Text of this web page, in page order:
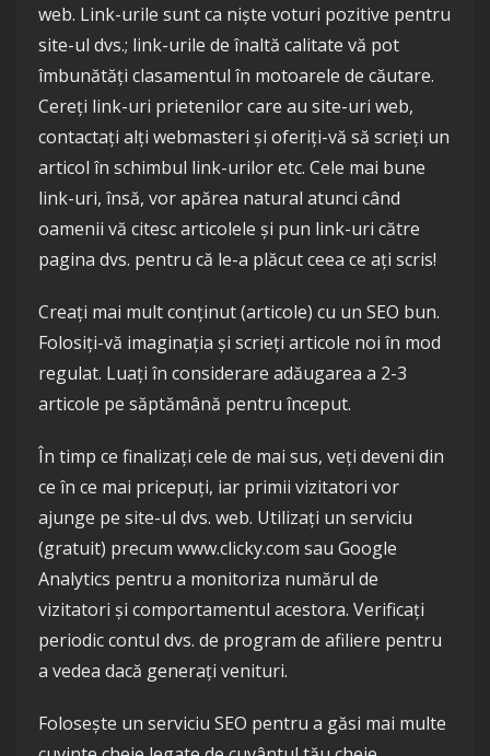
web. Link-urile sunt ca niște voturi pozitive pentru
site-ul dvs.; link-urile de înaltă calitate vă pot
îmbunătăți clasamentul în motoarele de căutare.
Cereți link-uri prietenilor care au site-uri web,
contactați alți webmasteri și oferiți-vă să scrieți un
articol în schimbul link-urilor etc. Cele mai bune
link-uri, însă, vor apărea natural atunci când
oamenii vă citesc articolele și pun link-uri către
pagina dvs. pentru că le-a plăcut ceea ce ați scris!
Creați mai mult conținut (articole) cu un SEO bun.
Folosiți-vă imaginația și scrieți articole noi în mod
regulat. Luați în considerare adăugarea a 2-3
articole pe săptămână pentru început.
În timp ce finalizați cele de mai sus, veți deveni din
ce în ce mai pricepuți, iar primii vizitatori vor
ajunge pe site-ul dvs. web. Utilizați un serviciu
(gratuit) precum www.clicky.com sau Google
Analytics pentru a monitoriza numărul de
vizitatori și comportamentul acestora. Verificați
periodic contul dvs. de program de afiliere pentru
a vedea dacă generați venituri.
Folosește un serviciu SEO pentru a găsi mai multe